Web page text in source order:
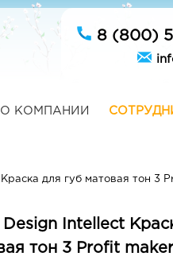
8 (800)
О КОМПАНИИ
Краска для губ матовая тон 3
Design Intellect
тон 3 Profit maker